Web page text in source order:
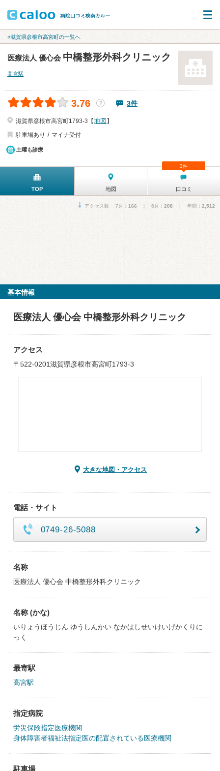
«滋賀県彦根市高宮町の一覧へ
医療法人 優心会 中橋整形外科クリニック
高宮駅
3.76 ？ 3件
滋賀県彦根市高宮町1793-3【地図 】
駐車場あり
マイナ受付
土曜も診療
TOP 地図 口コミ
3件
アクセス数 7月： 166 | 6月： 208 | 年間： 2,512
基本情報
医療法人 優心会 中橋整形外科クリニック
アクセス
〒522-0201滋賀県彦根市高宮町1793-3
大きな地図・アクセス
電話・サイト
0749-26-5088
名称
医療法人 優心会 中橋整形外科クリニック
名称 (かな)
いりょうほうじん ゆうしんかい なかはしせいけいげかくりに
っく
最寄駅
高宮駅
指定病院
労災保険指定医療機関
身体障害者福祉法指定医の配置されている医療機関
駐車場